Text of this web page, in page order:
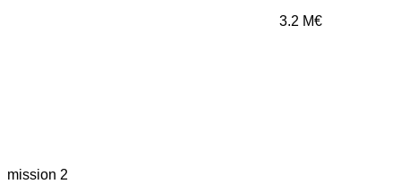
3.2 M€
mission 2